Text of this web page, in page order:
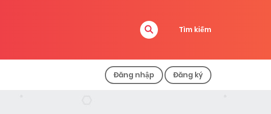
Tìm kiếm
Đăng nhập Đăng ký